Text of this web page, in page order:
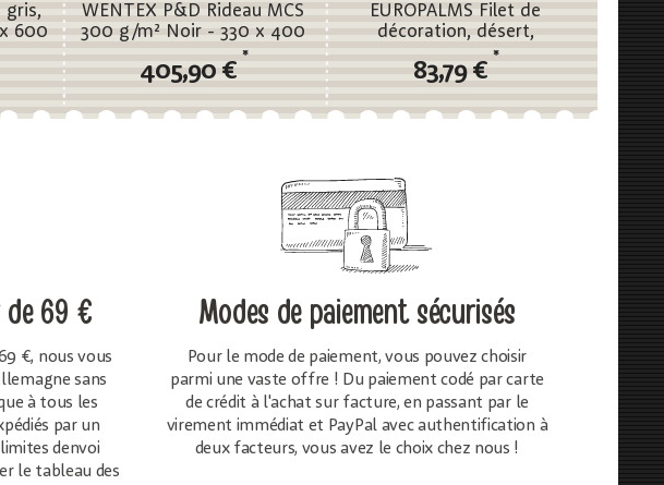
gris,
600
WENTEX P&D Rideau MCS
300 g/m² Noir - 330 x 400
cm (L x H) - plissé
405,90 €
*
EUROPALMS Filet de
décoration, désert,
600x300cm
83,79 €
*
69 €
€, nous vous
sans
à tous les
par un
denvoi
le tableau des
Modes de paiement sécurisés
Pour le mode de paiement, vous pouvez choisir
parmi une vaste offre ! Du paiement codé par carte
de crédit à l'achat sur facture, en passant par le
virement immédiat et PayPal avec authentification à
deux facteurs, vous avez le choix chez nous !